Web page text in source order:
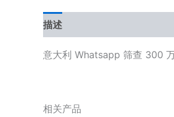
描述
意大利 Whatsapp 筛查 300
相关产品